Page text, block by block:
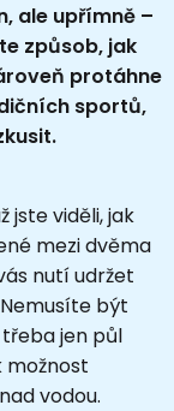
ale upřímně –
způsob, jak
protáhne
sportů,
jste viděli, jak
mezi dvěma
nutí udržet
být
jen půl
možnost
vodou.